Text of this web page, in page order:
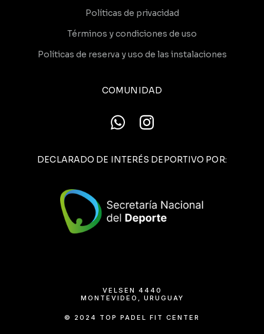
Políticas de privacidad
Términos y condiciones de uso
Políticas de reserva y uso de las instalaciones
COMUNIDAD
DECLARADO DE INTERÉS DEPORTIVO POR:
© 2024 TOP PADEL FIT CENTER
VELSEN 4440
MONTEVIDEO, URUGUAY